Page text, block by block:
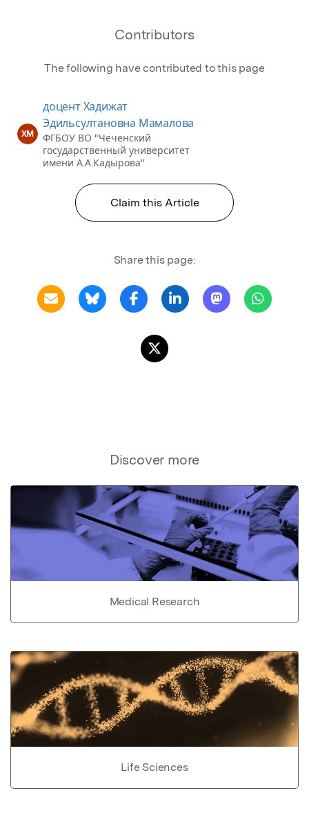
Contributors
The following have contributed to this page
ХМ
доцент Хадижат
Эдильсултановна Мамалова
ФГБОУ ВО "Чеченский
государственный университет
имени А.А.Кадырова"
Claim this Article
Share this page:
Discover more
Medical Research
Life Sciences